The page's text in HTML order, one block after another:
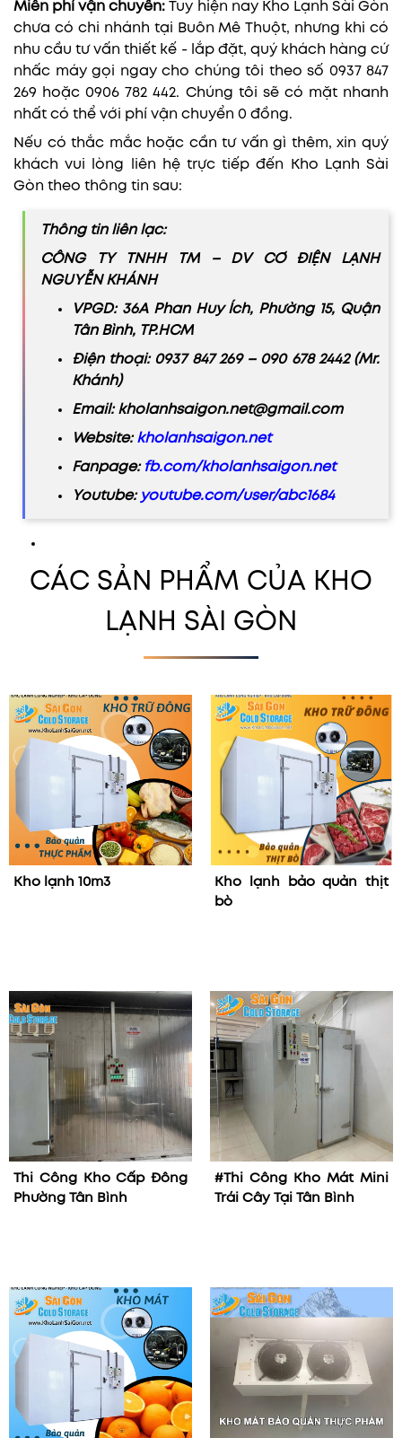
Miễn phí vận chuyển: Tuy hiện nay Kho Lạnh Sài Gòn
chưa có chi nhánh tại Buôn Mê Thuột, nhưng khi có
nhu cầu tư vấn thiết kế - lắp đặt, quý khách hàng cứ
nhấc máy gọi ngay cho chúng tôi theo số 0937 847
269 hoặc 0906 782 442. Chúng tôi sẽ có mặt nhanh
nhất có thể với phí vận chuyển 0 đồng.
Nếu có thắc mắc hoặc cần tư vấn gì thêm, xin quý
khách vui lòng liên hệ trực tiếp đến Kho Lạnh Sài
Gòn theo thông tin sau:
Thông tin liên lạc:
CÔNG TY TNHH TM – DV CƠ ĐIỆN LẠNH
NGUYỄN KHÁNH
VPGD: 36A Phan Huy Ích, Phường 15, Quận
Tân Bình, TP.HCM
Điện thoại: 0937 847 269 – 090 678 2442 (Mr.
Khánh)
Email: kholanhsaigon.net@gmail.com
Website: kholanhsaigon.net
Fanpage: fb.com/kholanhsaigon.net
Youtube: youtube.com/user/abc1684
CÁC SẢN PHẨM CỦA KHO
LẠNH SÀI GÒN
Kho lạnh 10m3
Kho lạnh bảo quản thịt
bò
Thi Công Kho Cấp Đông
Phường Tân Bình
#Thi Công Kho Mát Mini
Trái Cây Tại Tân Bình